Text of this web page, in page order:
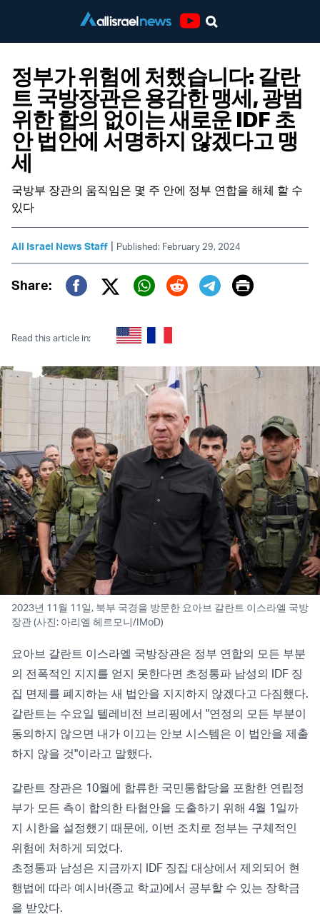
정부가 위험에 처했습니다: 갈란
트 국방장관은 용감한 맹세, 광범
위한 합의 없이는 새로운 IDF 초
안 법안에 서명하지 않겠다고 맹
세
국방부 장관의 움직임은 몇 주 안에 정부 연합을 해체 할 수
있다
All Israel News Staff | Published: February 29, 2024
Share:
Twitter (X)
Print
Read this article in:
2023년 11월 11일, 북부 국경을 방문한 요아브 갈란트 이스라엘 국방
장관 (사진: 아리엘 헤르모니/IMoD)
요아브 갈란트 이스라엘 국방장관은 정부 연합의 모든 부분
의 전폭적인 지지를 얻지 못한다면 초정통파 남성의 IDF 징
집 면제를 폐지하는 새 법안을 지지하지 않겠다고 다짐했다.
갈란트는 수요일 텔레비전 브리핑에서 "연정의 모든 부분이
동의하지 않으면 내가 이끄는 안보 시스템은 이 법안을 제출
하지 않을 것"이라고 말했다.
갈란트 장관은 10월에 합류한 국민통합당을 포함한 연립정
부가 모든 측이 합의한 타협안을 도출하기 위해 4월 1일까
지 시한을 설정했기 때문에, 이번 조치로 정부는 구체적인
위험에 처하게 되었다.
초정통파 남성은 지금까지 IDF 징집 대상에서 제외되어 현
행법에 따라 예시바(종교 학교)에서 공부할 수 있는 장학금
을 받았다.